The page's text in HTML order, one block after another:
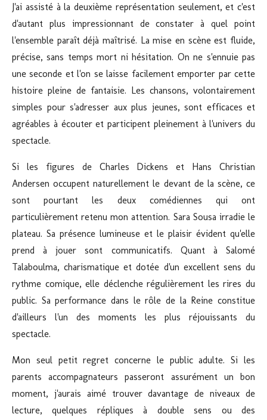
J'ai assisté à la deuxième représentation seulement, et c'est
d'autant plus impressionnant de constater à quel point
l'ensemble paraît déjà maîtrisé. La mise en scène est fluide,
précise, sans temps mort ni hésitation. On ne s'ennuie pas
une seconde et l'on se laisse facilement emporter par cette
histoire pleine de fantaisie. Les chansons, volontairement
simples pour s'adresser aux plus jeunes, sont efficaces et
agréables à écouter et participent pleinement à l'univers du
spectacle.
Si les figures de Charles Dickens et Hans Christian
Andersen occupent naturellement le devant de la scène, ce
sont pourtant les deux comédiennes qui ont
particulièrement retenu mon attention. Sara Sousa irradie le
plateau. Sa présence lumineuse et le plaisir évident qu'elle
prend à jouer sont communicatifs. Quant à Salomé
Talaboulma, charismatique et dotée d'un excellent sens du
rythme comique, elle déclenche régulièrement les rires du
public. Sa performance dans le rôle de la Reine constitue
d'ailleurs l'un des moments les plus réjouissants du
spectacle.
Mon seul petit regret concerne le public adulte. Si les
parents accompagnateurs passeront assurément un bon
moment, j'aurais aimé trouver davantage de niveaux de
lecture, quelques répliques à double sens ou des